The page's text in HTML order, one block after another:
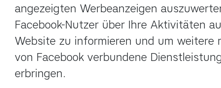
angezeigten Werbeanzeigen
Facebook-Nutzer über Ihre Aktivitäten
Website zu informieren und um weitere
von Facebook verbundene
erbringen.